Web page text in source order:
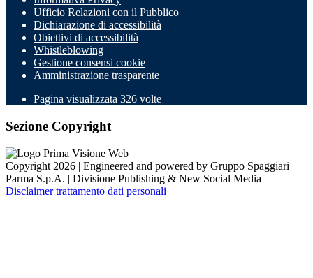
Ufficio Relazioni con il Pubblico
Dichiarazione di accessibilità
Obiettivi di accessibilità
Whistleblowing
Gestione consensi cookie
Amministrazione trasparente
Pagina visualizzata 326 volte
Sezione Copyright
Copyright 2026 | Engineered and powered by Gruppo Spaggiari
Parma S.p.A. | Divisione Publishing & New Social Media
Disclaimer trattamento dati personali